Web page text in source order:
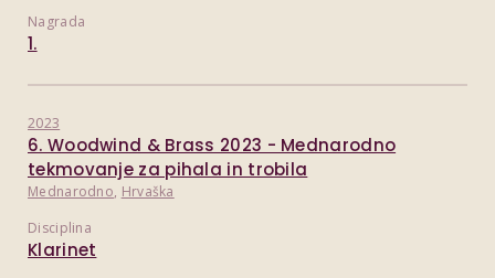
Nagrada
1.
2023
6. Woodwind & Brass 2023 - Mednarodno
tekmovanje za pihala in trobila
Mednarodno, Hrvaška
Disciplina
Klarinet